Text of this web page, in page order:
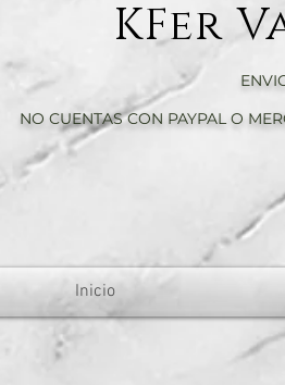
KFer
NO CUENTAS CON PAYPAL O
Inicio